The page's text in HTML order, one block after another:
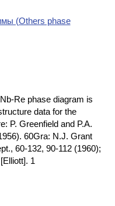
(Others phase
Re phase diagram is
data for the
P. Greenfield and P.A.
60Gra: N.J. Grant
60-132, 90-112 (1960);
1